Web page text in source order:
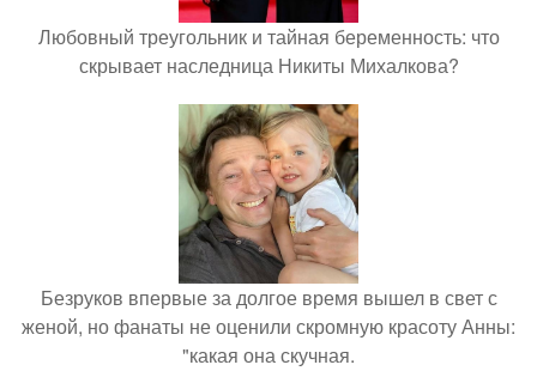
Любовный треугольник и тайная беременность: что
скрывает наследница Никиты Михалкова?
Безруков впервые за долгое время вышел в свет с
женой, но фанаты не оценили скромную красоту Анны:
"какая она скучная.